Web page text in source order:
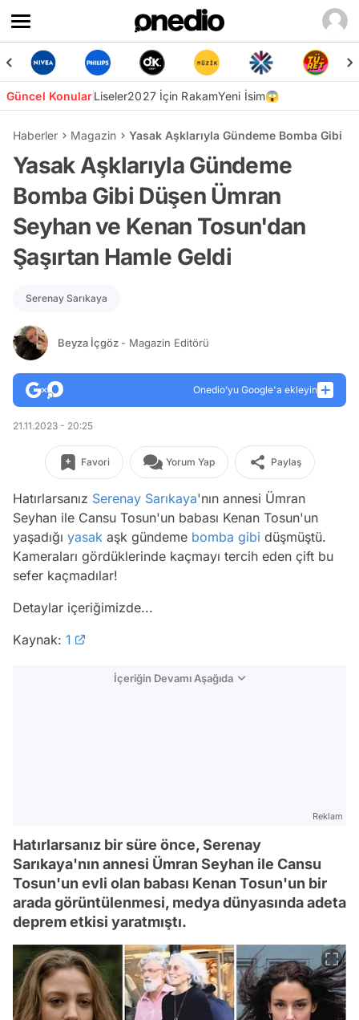
Güncel KonularLiseler2027 İçin RakamYeni İsim😱
Haberler Magazin Yasak Aşklarıyla Gündeme Bomba Gibi
Yasak Aşklarıyla Gündeme
Bomba Gibi Düşen Ümran
Seyhan ve Kenan Tosun'dan
Şaşırtan Hamle Geldi
Serenay Sarıkaya
Beyza İçgöz - Magazin Editörü
Onedio’yu Google'a ekleyin
21.11.2023 - 20:25
Favori Yorum Yap Paylaş
Hatırlarsanız Serenay Sarıkaya'nın annesi Ümran
Seyhan ile Cansu Tosun'un babası Kenan Tosun'un
yaşadığı yasak aşk gündeme bomba gibi düşmüştü.
Kameraları gördüklerinde kaçmayı tercih eden çift bu
sefer kaçmadılar!
Detaylar içeriğimizde...
Kaynak: 1
İçeriğin Devamı Aşağıda
Reklam
Hatırlarsanız bir süre önce, Serenay
Sarıkaya'nın annesi Ümran Seyhan ile Cansu
Tosun'un evli olan babası Kenan Tosun'un bir
arada görüntülenmesi, medya dünyasında adeta
deprem etkisi yaratmıştı.